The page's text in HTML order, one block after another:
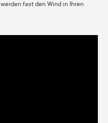
fast den Wind in Ihren